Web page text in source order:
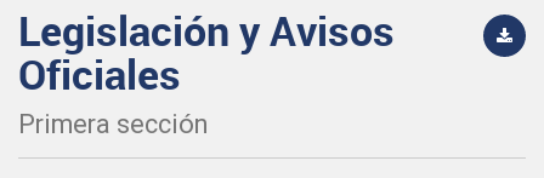
Legislación y Avisos
Oficiales
Primera sección